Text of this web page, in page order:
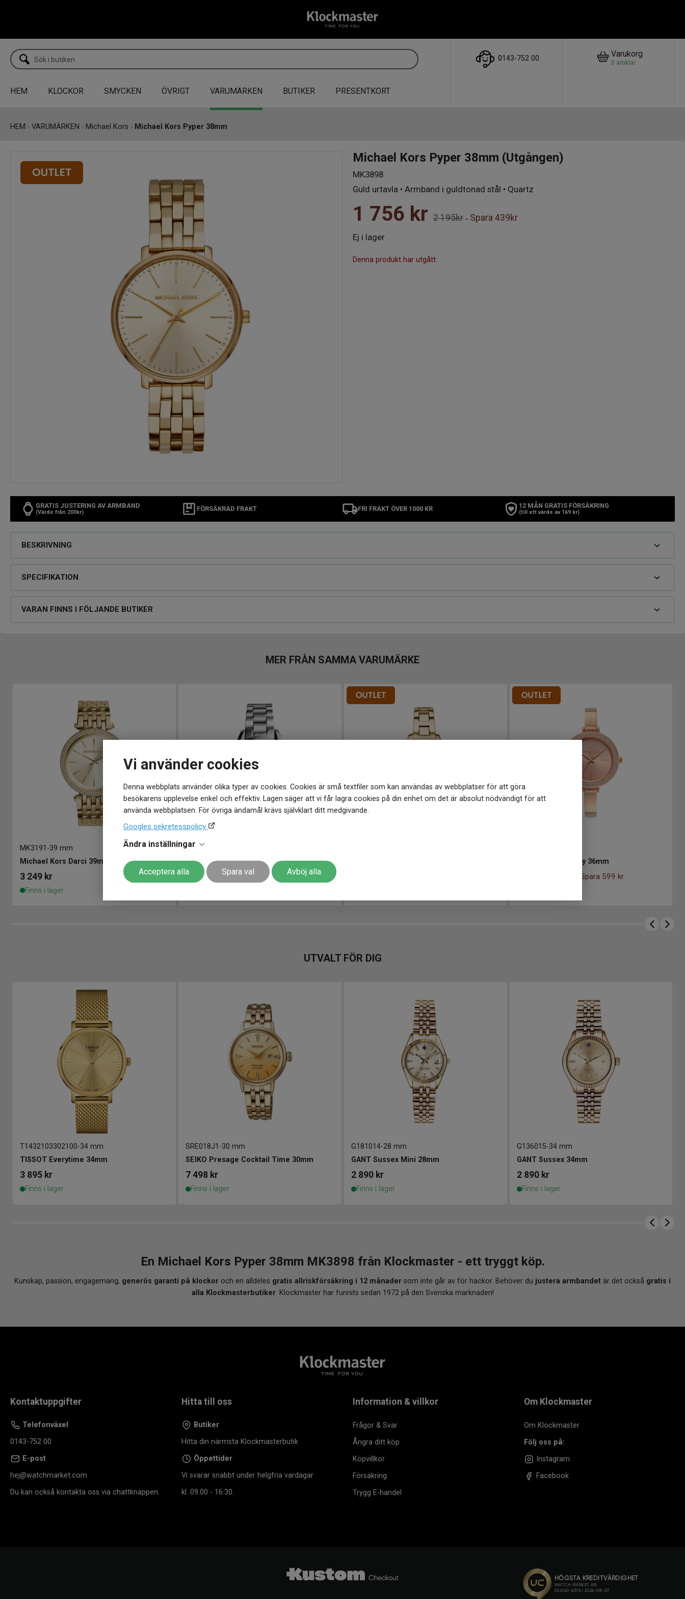
Vi använder cookies
Denna webbplats använder olika typer av cookies. Cookies är små textfiler som kan användas av webbplatser för att göra
besökarens upplevelse enkel och effektiv. Lagen säger att vi får lagra cookies på din enhet om det är absolut nödvändigt för att
använda webbplatsen. För övriga ändamål krävs självklart ditt medgivande.
Googles sekretesspolicy
Ändra inställningar
Acceptera alla Spara val Avböj alla
0143-752 00 Varukorg
0 artiklar
HEM KLOCKOR SMYCKEN ÖVRIGT VARUMÄRKEN BUTIKER PRESENTKORT
HEM › VARUMÄRKEN › Michael Kors › Michael Kors Pyper 38mm
Michael Kors Pyper 38mm (Utgången)
MK3898
Guld urtavla • Armband i guldtonad stål • Quartz
1 756 kr 2 195kr - Spara 439kr
Ej i lager
Denna produkt har utgått.
GRATIS JUSTERING AV ARMBAND
(Värde från 200kr) FÖRSÄKRAD FRAKT FRI FRAKT ÖVER 1000 KR 12 MÅN GRATIS FÖRSÄKRING
(till ett värde av 169 kr)
BESKRIVNING
SPECIFIKATION
VARAN FINNS I FÖLJANDE BUTIKER
MER FRÅN SAMMA VARUMÄRKE
MK3191 -39 mm
Michael Kors Darci 39mm
3 249 kr
Finns i lager
MK6174
Michael Kors Bradshaw 36mm
2 995
Michael Kors Carey 36mm
Spara 599 kr
UTVALT FÖR DIG
T1432103302100-34 mm
TISSOT Everytime 34mm
3 895 kr
Finns i lager
SRE018J1 -30 mm
SEIKO Presage Cocktail Time 30mm
7 498 kr
Finns i lager
G181014-28 mm
GANT Sussex Mini 28mm
2 890 kr
Finns i lager
G136015-34 mm
GANT Sussex 34mm
2 890 kr
Finns i lager
En Michael Kors Pyper 38mm MK3898 från Klockmaster - ett tryggt köp.
Kunskap, passion, engagemang, generös garanti på klockor och en alldeles gratis allriskförsäkring i 12 månader som inte går av för hackor. Behöver du justera armbandet är det också gratis i
alla Klockmasterbutiker. Klockmaster har funnits sedan 1972 på den Svenska marknaden!
Kontaktuppgifter
Telefonväxel
0143-752 00
E-post
hej@watchmarket.com
Du kan också kontakta oss via chattknappen.
Hitta till oss
Butiker
Hitta din närmsta Klockmasterbutik
Öppettider
Vi svarar snabbt under helgfria vardagar
kl. 09.00 - 16.30.
Information & villkor
Frågor & Svar
Ångra ditt köp
Köpvillkor
Försäkring
Trygg E-handel
Om Klockmaster
Om Klockmaster
Följ oss på:
Instagram
Facebook